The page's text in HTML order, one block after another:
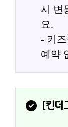
시 변
요.
- 키
예약
[킨더